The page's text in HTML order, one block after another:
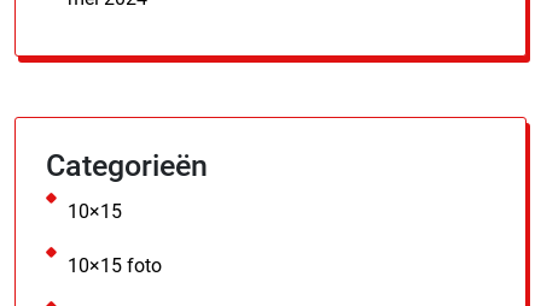
Categorieën
10×15
10×15 foto